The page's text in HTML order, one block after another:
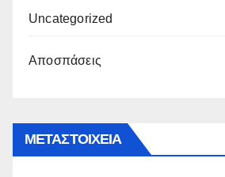
Uncategorized
Αποσπάσεις
ΜΕΤΑΣΤΟΙΧΕΊΑ